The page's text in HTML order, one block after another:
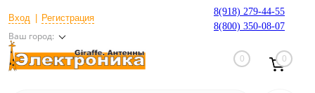
Вход Регистрация
Ваш город:
8(918) 279-44-55
8(800) 350-08-07
0 0